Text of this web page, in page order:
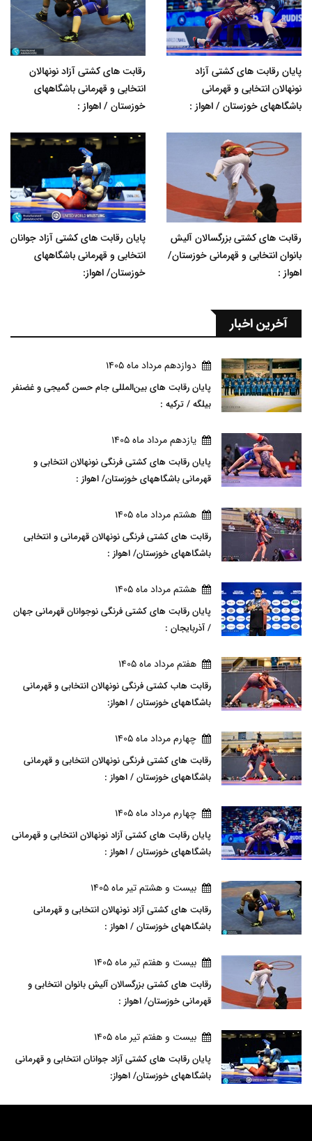
پایان رقابت های کشتی آزاد
نونهالان انتخابی و قهرمانی
باشگاههای خوزستان / اهواز :
رقابت های کشتی آزاد نونهالان
انتخابی و قهرمانی باشگاههای
خوزستان / اهواز :
رقابت های کشتی بزرگسالان آلیش
بانوان انتخابی و قهرمانی خوزستان/
اهواز :
پایان رقابت های کشتی آزاد جوانان
انتخابی و قهرمانی باشگاههای
خوزستان/ اهواز:
آخرین اخبار
دوازدهم مرداد ماه 1405
پایان رقابت های بین‌المللی جام حسن گمیجی و غضنفر
بیلگه / ترکیه :
يازدهم مرداد ماه 1405
پایان رقابت های کشتی فرنگی نونهالان انتخابی و
قهرمانی باشگاههای خوزستان/ اهواز :
هشتم مرداد ماه 1405
رقابت های کشتی فرنگی نونهالان قهرمانی و انتخابی
باشگاههای خوزستان/ اهواز :
هشتم مرداد ماه 1405
پایان رقابت های کشتی فرنگی نوجوانان قهرمانی جهان
/ آذربایجان :
هفتم مرداد ماه 1405
رقابت هاب کشتی فرنگی نونهالان انتخابی و قهرمانی
باشگاههای خوزستان / اهواز:
چهارم مرداد ماه 1405
رقابت های کشتی فرنگی نونهالان انتخابی و قهرمانی
باشگاههای خوزستان / اهواز :
چهارم مرداد ماه 1405
پایان رقابت های کشتی آزاد نونهالان انتخابی و قهرمانی
باشگاههای خوزستان / اهواز :
بيست و هشتم تير ماه 1405
رقابت های کشتی آزاد نونهالان انتخابی و قهرمانی
باشگاههای خوزستان / اهواز :
بيست و هفتم تير ماه 1405
رقابت های کشتی بزرگسالان آلیش بانوان انتخابی و
قهرمانی خوزستان/ اهواز :
بيست و هفتم تير ماه 1405
پایان رقابت های کشتی آزاد جوانان انتخابی و قهرمانی
باشگاههای خوزستان/ اهواز: